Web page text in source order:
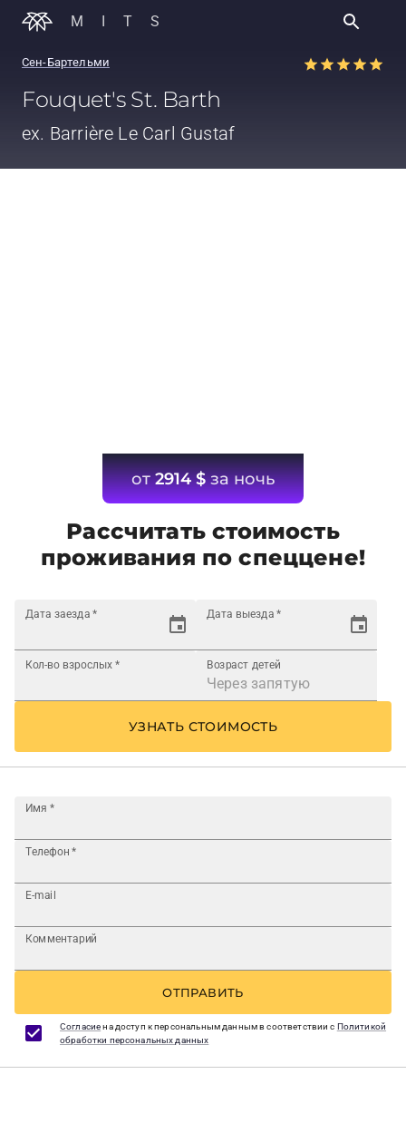
MITS
Сен-Бартельми
Fouquet's St. Barth
ex. Barrière Le Carl Gustaf
от2914 $за ночь
Рассчитать стоимость
проживания по спеццене!
Дата заезда * Дата выезда *
Кол-во взрослых * Возраст детей
УЗНАТЬ СТОИМОСТЬ
Имя *
Телефон *
E-mail
Комментарий
ОТПРАВИТЬ
Согласиена доступ к персональным данным в соответствии с Политикой
обработки персональных данных